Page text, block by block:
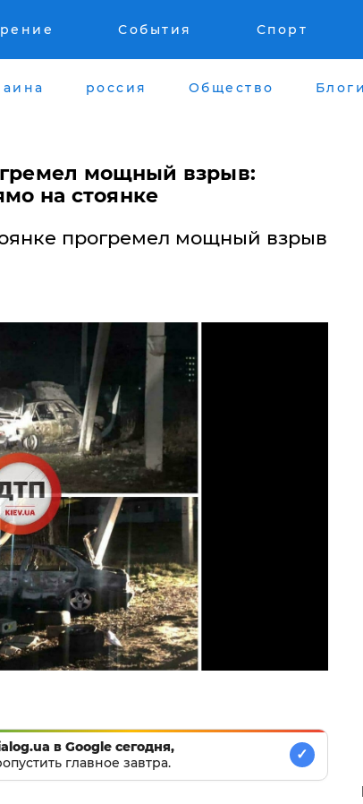
События Спорт
россия Общество Блоги
мощный взрыв:
на стоянке
прогремел мощный взрыв
в Google сегодня,
главное завтра.
✓